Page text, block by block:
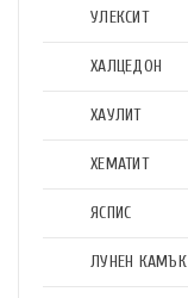
УЛЕКСИТ
ХАЛЦЕДОН
ХАУЛИТ
ХЕМАТИТ
ЯСПИС
ЛУНЕН КАМЪК